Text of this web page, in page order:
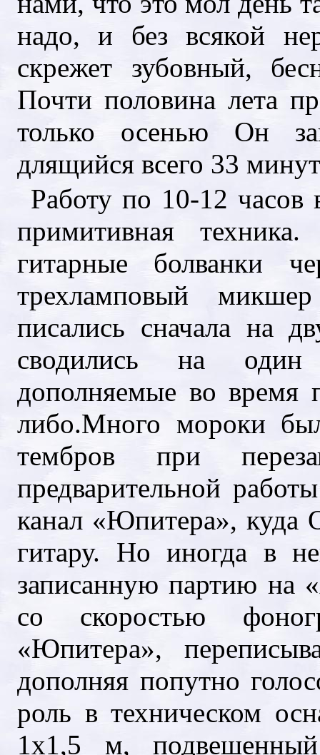
надо, и без всякой
скрежет зубовный,
Почти половина лета
только осенью Он
длящийся всего 33
Работу по 10-12 часов
примитивная
гитарные болванки
трехламповый
писались сначала на
сводились на
дополняемые во время
либо.Много мороки
тембров при
предварительной
канал «Юпитера», куда
гитару. Но иногда в
записанную партию на
со скоростью
«Юпитера»,
дополняя попутно
роль в техническом
1x1,5 м,